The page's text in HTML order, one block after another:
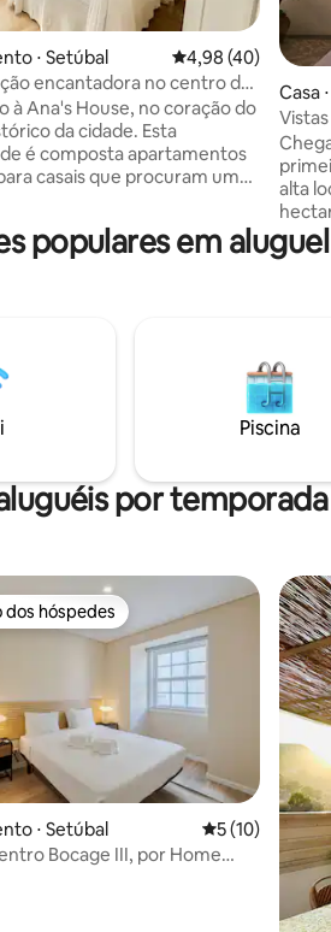
de 5, 60 avaliações
⋅ Setúbal 4,98 de uma
4,98 (40)
encantadora no centro da
da praia
à Ana's House, no coração do
da cidade. Esta
é composta apartamentos
casais que procuram uma
elementos que contam
e atrações locais a uma
Casa
do
alta
mais
praia
ver -
Sado
populares em
Piscina
por
média de 5, 5 avaliações
dos hóspedes
dos hóspedes
⋅ Setúbal 5 de uma
5 (10)
Bocage III, por Home